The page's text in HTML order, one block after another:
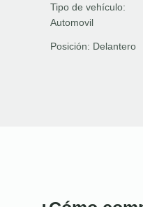
Tipo de vehículo:
Automovil
Posición: Delantero